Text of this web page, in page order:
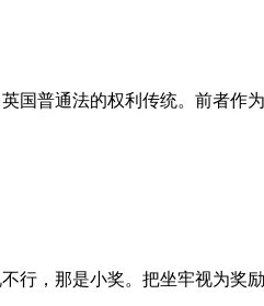
国普通法的权利传统。前者
行，那是小奖。把坐牢视为奖